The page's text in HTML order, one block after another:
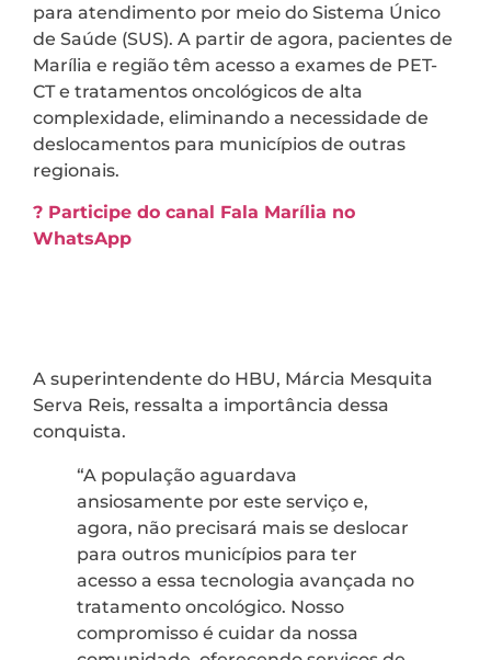
para atendimento por meio do Sistema Único
de Saúde (SUS). A partir de agora, pacientes de
Marília e região têm acesso a exames de PET-
CT e tratamentos oncológicos de alta
complexidade, eliminando a necessidade de
deslocamentos para municípios de outras
regionais.
? Participe do canal Fala Marília no
WhatsApp
A superintendente do HBU, Márcia Mesquita
Serva Reis, ressalta a importância dessa
conquista.
“A população aguardava
ansiosamente por este serviço e,
agora, não precisará mais se deslocar
para outros municípios para ter
acesso a essa tecnologia avançada no
tratamento oncológico. Nosso
compromisso é cuidar da nossa